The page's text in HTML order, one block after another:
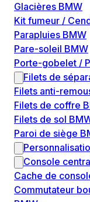
Glacières BMW
Kit fumeur /
Parapluies BMW
Pare-soleil BMW
Porte-gobelet /
Filets de
Filets anti-
Filets de coffre
Filets de sol
Paroi de siège
Console
Cache de
Commutateur